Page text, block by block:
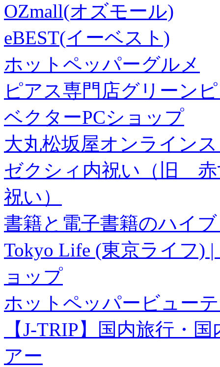
OZmall(オズモール)
eBEST(イーベスト)
ホットペッパーグルメ
ピアス専門店グリーン
ベクターPCショップ
大丸松坂屋オンライン
ゼクシィ内祝い（旧 赤
祝い）
書籍と電子書籍のハイ
Tokyo Life (東京ライフ)
ョップ
ホットペッパービュー
【J-TRIP】国内旅行・
アー